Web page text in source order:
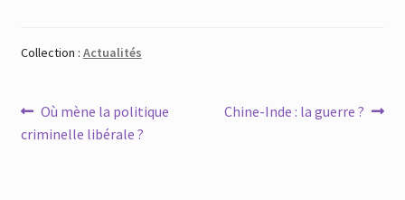
Collection : Actualités
Navigation
de
Article
précédent :
Où mène la politique
criminelle libérale ?
Article
Chine-Inde : la guerre ?